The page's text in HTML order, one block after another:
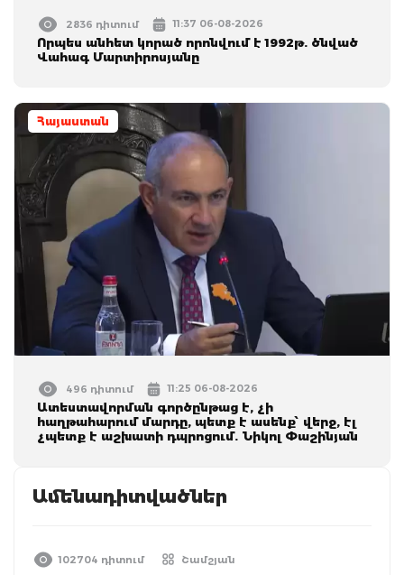
2836 դիտում 11:37 06-08-2026
Որպես անհետ կորած որոնվում է 1992թ. ծնված
Վահագ Մարտիրոսյանը
Հայաստան
496 դիտում 11:25 06-08-2026
Ատեստավորման գործընթաց է, չի
հաղթահարում մարդը, պետք է ասենք՝ վերջ, էլ
չպետք է աշխատի դպրոցում. Նիկոլ Փաշինյան
Ամենադիտվածներ
102704 դիտում Շամշյան